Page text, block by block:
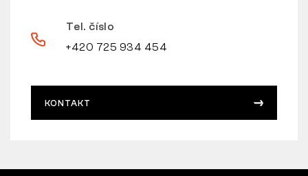
Tel. číslo
+420 725 934 454
KONTAKT